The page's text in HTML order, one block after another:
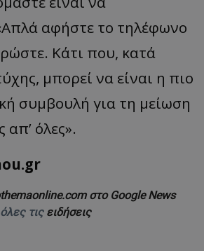
αφήστε το τηλέφωνο
Κάτι που, κατά
μπορεί να είναι η πιο
συμβουλή για τη μείωση
απ’ όλες».
στο Google News
τις ειδήσεις